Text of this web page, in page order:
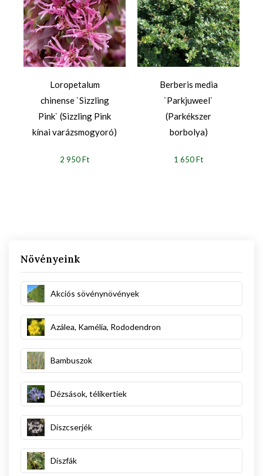
Növényeink
Akciós sövénynövények
Azálea, Kamélia, Rododendron
Bambuszok
Dézsások, télikertiek
Díszcserjék
Díszfák
Loropetalum
chinense `Sizzling
Pink` (Sizzling Pink
kínai varázsmogyoró)
2 950 Ft
Berberis media
`Parkjuweel`
(Parkékszer
borbolya)
1 650 Ft